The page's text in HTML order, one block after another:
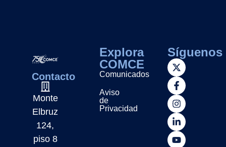
Contacto
Monte
Elbruz
124,
piso 8
Explora
COMCE
Comunicados
Aviso
de
Privacidad
Síguenos